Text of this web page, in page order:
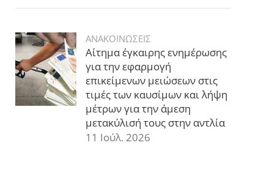
ΑΝΑΚΟΙΝΩΣΕΙΣ
Αίτημα έγκαιρης ενημέρωσης
για την εφαρμογή
επικείμενων μειώσεων στις
τιμές των καυσίμων και λήψη
μέτρων για την άμεση
μετακύλισή τους στην αντλία
11 Ιούλ. 2026